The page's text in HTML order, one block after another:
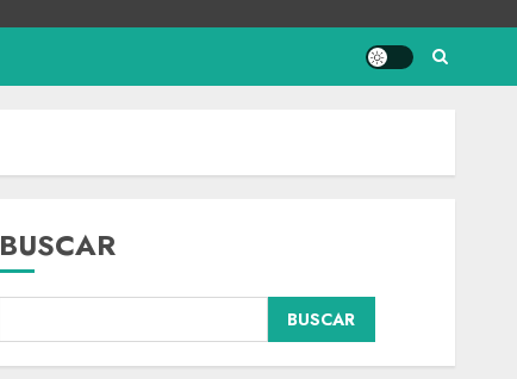
BUSCAR
BUSCAR
Sin información
disponible sobre el